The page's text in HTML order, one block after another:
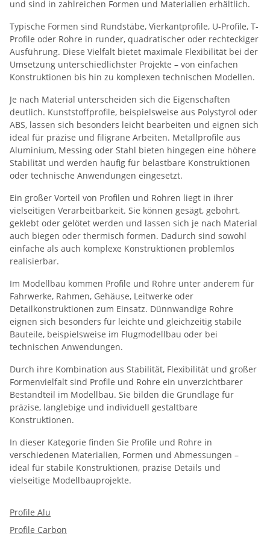
und sind in zahlreichen Formen und Materialien erhältlich.
Typische Formen sind Rundstäbe, Vierkantprofile, U-Profile, T-
Profile oder Rohre in runder, quadratischer oder rechteckiger
Ausführung. Diese Vielfalt bietet maximale Flexibilität bei der
Umsetzung unterschiedlichster Projekte – von einfachen
Konstruktionen bis hin zu komplexen technischen Modellen.
Je nach Material unterscheiden sich die Eigenschaften
deutlich. Kunststoffprofile, beispielsweise aus Polystyrol oder
ABS, lassen sich besonders leicht bearbeiten und eignen sich
ideal für präzise und filigrane Arbeiten. Metallprofile aus
Aluminium, Messing oder Stahl bieten hingegen eine höhere
Stabilität und werden häufig für belastbare Konstruktionen
oder technische Anwendungen eingesetzt.
Ein großer Vorteil von Profilen und Rohren liegt in ihrer
vielseitigen Verarbeitbarkeit. Sie können gesägt, gebohrt,
geklebt oder gelötet werden und lassen sich je nach Material
auch biegen oder thermisch formen. Dadurch sind sowohl
einfache als auch komplexe Konstruktionen problemlos
realisierbar.
Im Modellbau kommen Profile und Rohre unter anderem für
Fahrwerke, Rahmen, Gehäuse, Leitwerke oder
Detailkonstruktionen zum Einsatz. Dünnwandige Rohre
eignen sich besonders für leichte und gleichzeitig stabile
Bauteile, beispielsweise im Flugmodellbau oder bei
technischen Anwendungen.
Durch ihre Kombination aus Stabilität, Flexibilität und großer
Formenvielfalt sind Profile und Rohre ein unverzichtbarer
Bestandteil im Modellbau. Sie bilden die Grundlage für
präzise, langlebige und individuell gestaltbare
Konstruktionen.
In dieser Kategorie finden Sie Profile und Rohre in
verschiedenen Materialien, Formen und Abmessungen –
ideal für stabile Konstruktionen, präzise Details und
vielseitige Modellbauprojekte.
Profile Alu
Profile Carbon